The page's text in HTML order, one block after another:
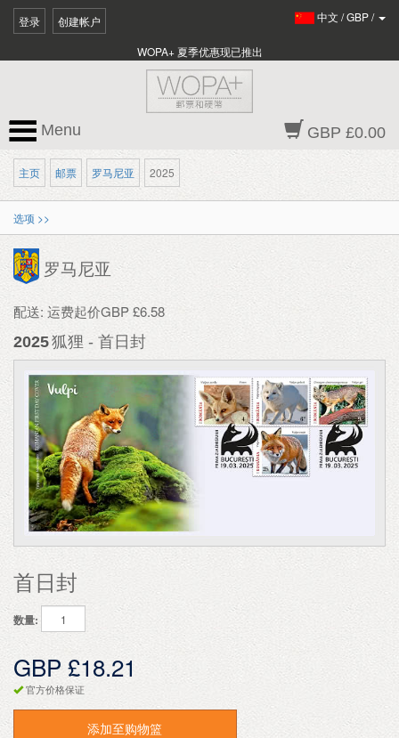
登录 创建帐户 中文 /GBP/
WOPA+ 夏季优惠现已推出
GBP £0.00
Menu
主页 邮票 罗马尼亚 2025
选项 >>
罗马尼亚
配送: 运费起价GBP £6.58
2025狐狸 - 首日封
首日封
数量:
GBP £18.21
官方价格保证
添加至购物篮